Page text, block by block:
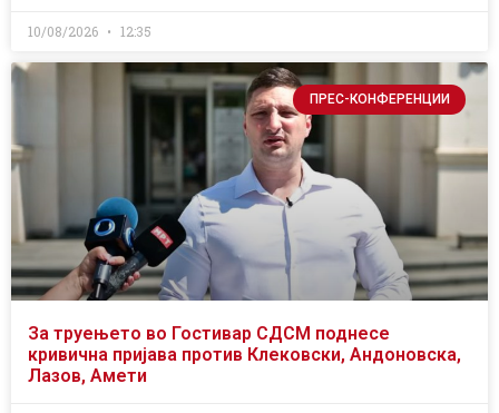
10/08/2026 12:35
ПРЕС-КОНФЕРЕНЦИИ
За труењето во Гостивар СДСМ поднесе
кривична пријава против Клековски, Андоновска,
Лазов, Амети